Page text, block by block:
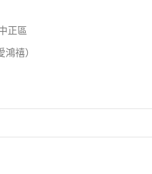
正區
禧）